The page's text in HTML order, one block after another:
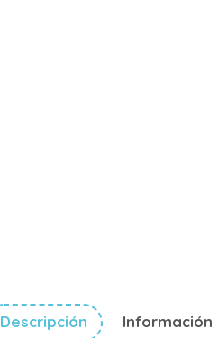
Descripción Información